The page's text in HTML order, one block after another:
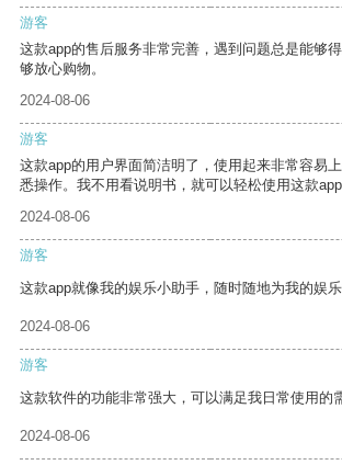
游客
这款app的售后服务非常完善，遇到问题总是能够
够放心购物。
2024-08-06
游客
这款app的用户界面简洁明了，使用起来非常容易
悉操作。我不用看说明书，就可以轻松使用这款app
2024-08-06
游客
这款app就像我的娱乐小助手，随时随地为我的娱乐
2024-08-06
游客
这款软件的功能非常强大，可以满足我日常使用的
2024-08-06